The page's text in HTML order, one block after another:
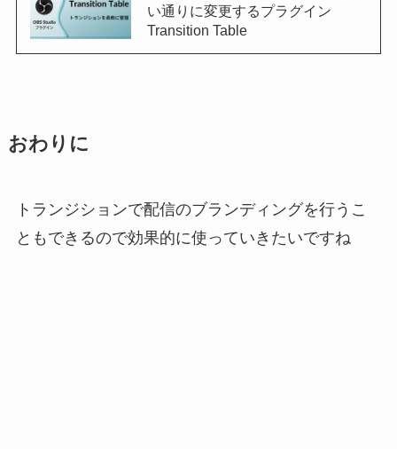
い通りに変更するプラグイン
Transition Table
おわりに
トランジションで配信のブランディングを行うこ
ともできるので効果的に使っていきたいですね